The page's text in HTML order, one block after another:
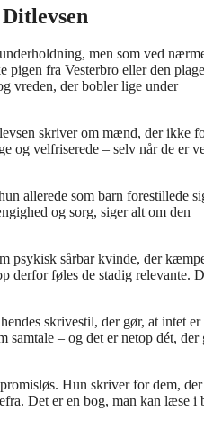
men som ved
pigen fra Vesterbro eller den
vreden, der bobler lige under
skriver om mænd, der ikke
og velfriserede – selv når de er
allerede som barn forestillede
og sorg, siger alt om den
psykisk sårbar kvinde, der
derfor føles de stadig relevante.
skrivestil, der gør, at intet er
– og det er netop dét, der
Hun skriver for dem,
Det er en bog, man kan læse i